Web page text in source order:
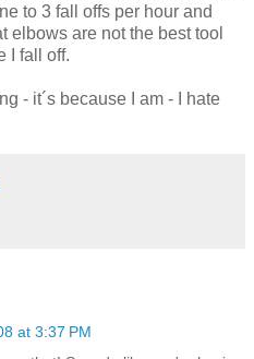
to 3 fall offs per hour and
elbows are not the best tool
I fall off.
- it´s because I am - I hate
at 3:37 PM